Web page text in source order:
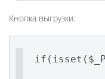
Кнопка выгрузки: